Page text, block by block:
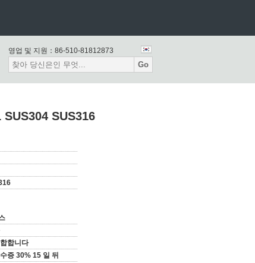
영업 및 지원： 86-510-81812873
Go
SUS316
합니다
증 30% 15 일 뒤